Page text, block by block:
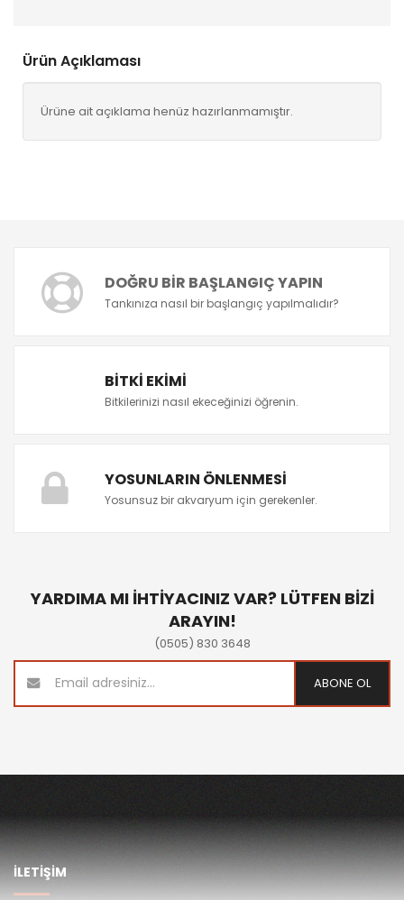
Ürün Açıklaması
Ürüne ait açıklama henüz hazırlanmamıştır.
DOĞRU BIR BAŞLANGIÇ YAPIN
Tankınıza nasıl bir başlangıç yapılmalıdır?
BITKI EKIMI
Bitkilerinizi nasıl ekeceğinizi öğrenin.
YOSUNLARIN ÖNLENMESI
Yosunsuz bir akvaryum için gerekenler.
YARDIMA MI İHTİYACINIZ VAR? LÜTFEN BİZİ
ARAYIN!
(0505) 830 3648
ABONE OL
İLETİŞİM